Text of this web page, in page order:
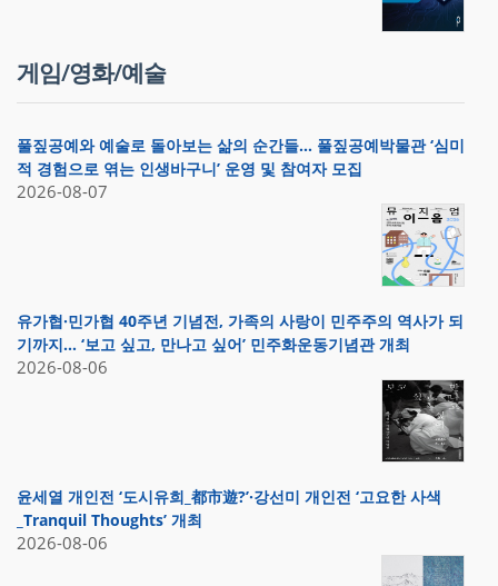
게임/영화/예술
풀짚공예와 예술로 돌아보는 삶의 순간들… 풀짚공예박물관 ‘심미
적 경험으로 엮는 인생바구니’ 운영 및 참여자 모집
2026-08-07
유가협·민가협 40주년 기념전, 가족의 사랑이 민주주의 역사가 되
기까지… ‘보고 싶고, 만나고 싶어’ 민주화운동기념관 개최
2026-08-06
윤세열 개인전 ‘도시유희_都市遊?’·강선미 개인전 ‘고요한 사색
_Tranquil Thoughts’ 개최
2026-08-06